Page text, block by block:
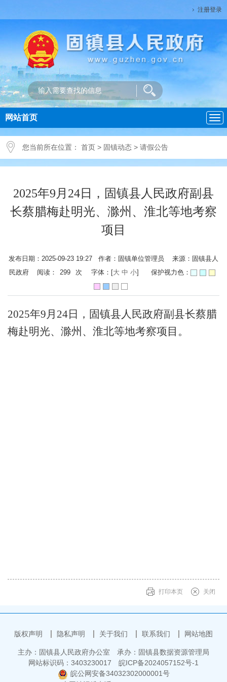
注册登录
导
航
网站首页
您当前所在位置： 首页 > 固镇动态 > 请假公告
2025年9月24日，固镇县人民政府副县
长蔡腊梅赴明光、滁州、淮北等地考察
项目
发布日期：2025-09-23 19:27 作者：固镇单位管理员 来源：固镇县人
民政府 阅读：
299 次 字体：[大 中 小] 保护视力色：
2025年9月24日，固镇县人民政府副县长蔡腊
梅赴明光、滁州、淮北等地考察项目。
打印本页 关闭
版权声明 隐私声明 关于我们 联系我们 网站地图
主办：固镇县人民政府办公室
承办：固镇县数据资源管理局
网站标识码：3403230017
皖ICP备2024057152号-1
皖公网安备34032302000001号